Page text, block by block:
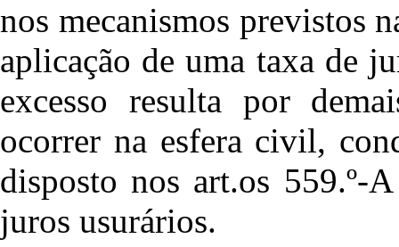
nos mecanismos previstos
aplicação de uma taxa de
excesso resulta por
ocorrer na esfera civil,
disposto nos art.os 559.º-
juros usurários.